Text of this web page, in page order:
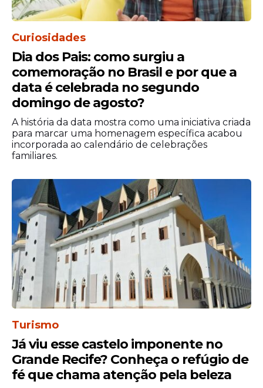
não representava risco à Terra, com uma
aproximação máxima de 1,8 unidade
astronômica (cerca de 270 milhões de km).
No entanto, com as novas teorias,
cientistas levantam a possibilidade de um
contato intencional de origem alienígena.
Curiosidades
Dia dos Pais: como surgiu a
comemoração no Brasil e por que a
data é celebrada no segundo
domingo de agosto?
A história da data mostra como uma iniciativa criada
para marcar uma homenagem específica acabou
incorporada ao calendário de celebrações
familiares.
Turismo
Já viu esse castelo imponente no
Grande Recife? Conheça o refúgio de
fé que chama atenção pela beleza